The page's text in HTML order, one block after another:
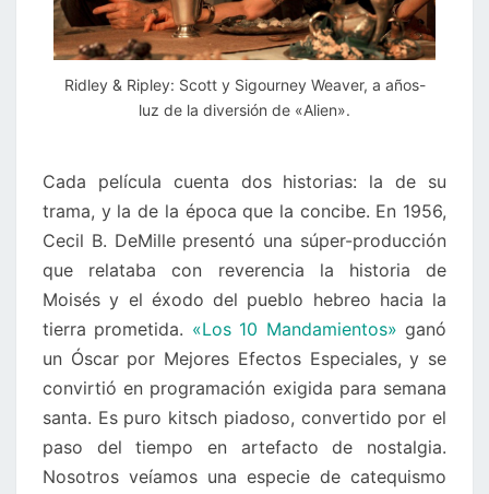
Ridley & Ripley: Scott y Sigourney Weaver, a años-
luz de la diversión de «Alien».
Cada película cuenta dos historias: la de su
trama, y la de la época que la concibe. En 1956,
Cecil B. DeMille presentó una súper-producción
que relataba con reverencia la historia de
Moisés y el éxodo del pueblo hebreo hacia la
tierra prometida. «Los 10 Mandamientos» ganó
un Óscar por Mejores Efectos Especiales, y se
convirtió en programación exigida para semana
santa. Es puro kitsch piadoso, convertido por el
paso del tiempo en artefacto de nostalgia.
Nosotros veíamos una especie de catequismo